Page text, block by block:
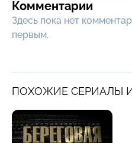
Комментарии
Здесь пока нет
первым.
ПОХОЖИЕ СЕРИАЛЫ